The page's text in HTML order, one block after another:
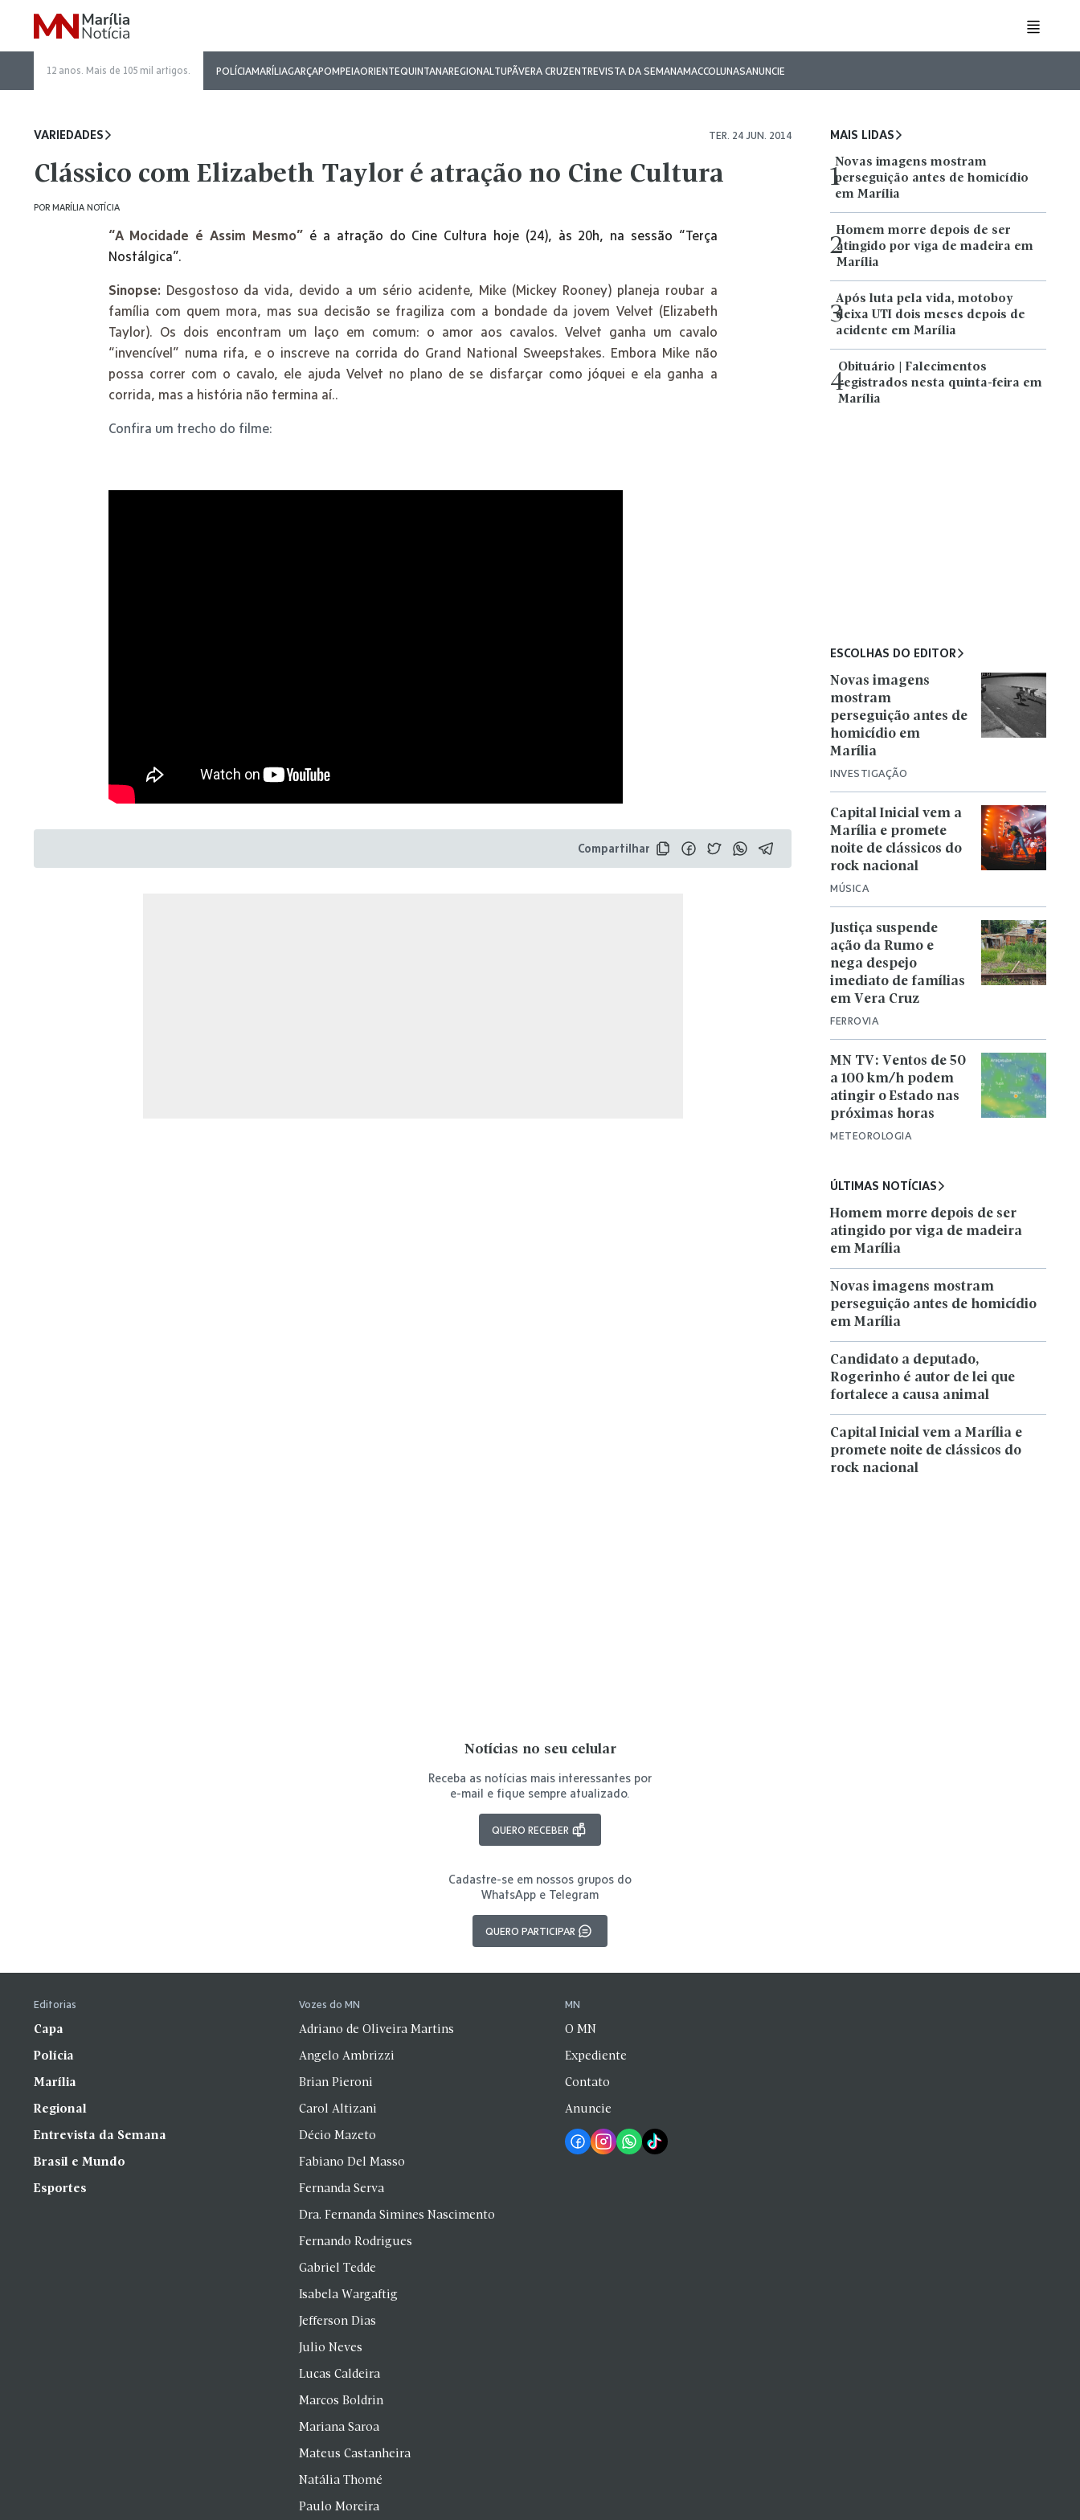
12 anos. Mais de 105 mil artigos. POLÍCIAMARÍLIAGARÇAPOMPEIAORIENTEQUINTANAREGIONALTUPÃVERA CRUZENTREVISTA DA SEMANAMACCOLUNASANUNCIE
VARIEDADES TER. 24 JUN. 2014
Clássico com Elizabeth Taylor é atração no Cine Cultura
POR MARÍLIA NOTÍCIA
“A Mocidade é Assim Mesmo” é a atração do Cine Cultura hoje (24), às 20h, na sessão “Terça
Nostálgica”.
Sinopse:Desgostoso da vida, devido a um sério acidente, Mike (Mickey Rooney) planeja roubar a
família com quem mora, mas sua decisão se fragiliza com a bondade da jovem Velvet (Elizabeth
Taylor). Os dois encontram um laço em comum: o amor aos cavalos. Velvet ganha um cavalo
“invencível” numa rifa, e o inscreve na corrida do Grand National Sweepstakes. Embora Mike não
possa correr com o cavalo, ele ajuda Velvet no plano de se disfarçar como jóquei e ela ganha a
corrida, mas a história não termina aí..
Confira um trecho do filme:
Compartilhar
MAIS LIDAS
1
Novas imagens mostram
perseguição antes de homicídio
em Marília
2
Homem morre depois de ser
atingido por viga de madeira em
Marília
3
Após luta pela vida, motoboy
deixa UTI dois meses depois de
acidente em Marília
4
Obituário | Falecimentos
registrados nesta quinta-feira em
Marília
ESCOLHAS DO EDITOR
INVESTIGAÇÃO
Novas imagens
mostram
perseguição antes de
homicídio em
Marília
MÚSICA
Capital Inicial vem a
Marília e promete
noite de clássicos do
rock nacional
FERROVIA
Justiça suspende
ação da Rumo e
nega despejo
imediato de famílias
em Vera Cruz
METEOROLOGIA
MN TV: Ventos de 50
a 100 km/h podem
atingir o Estado nas
próximas horas
ÚLTIMAS NOTÍCIAS
Homem morre depois de ser
atingido por viga de madeira
em Marília
Novas imagens mostram
perseguição antes de homicídio
em Marília
Candidato a deputado,
Rogerinho é autor de lei que
fortalece a causa animal
Capital Inicial vem a Marília e
promete noite de clássicos do
rock nacional
Notícias no seu celular
Receba as notícias mais interessantes por
e-mail e fique sempre atualizado.
QUERO RECEBER
Cadastre-se em nossos grupos do
WhatsApp e Telegram
QUERO PARTICIPAR
Editorias
Capa
Polícia
Marília
Regional
Entrevista da Semana
Brasil e Mundo
Esportes
Vozes do MN
Adriano de Oliveira Martins
Angelo Ambrizzi
Brian Pieroni
Carol Altizani
Décio Mazeto
Fabiano Del Masso
Fernanda Serva
Dra. Fernanda Simines Nascimento
Fernando Rodrigues
Gabriel Tedde
Isabela Wargaftig
Jefferson Dias
Julio Neves
Lucas Caldeira
Marcos Boldrin
Mariana Saroa
Mateus Castanheira
Natália Thomé
Paulo Moreira
MN
O MN
Expediente
Contato
Anuncie